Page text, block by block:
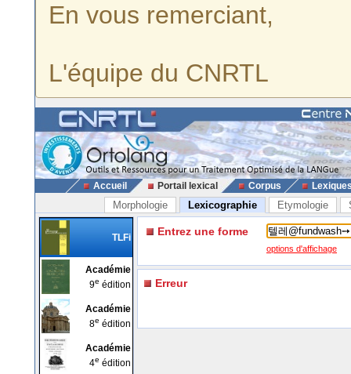
En vous remerciant,
L'équipe du CNRTL
Accueil Portail lexical Corpus
Morphologie Lexicographie Etymologie
TLFi
Académie
9e édition
Académie
8e édition
Académie
4e édition
Entrez une forme
options d'affichage
Erreur